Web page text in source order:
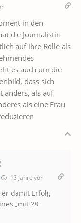
in den
die Journalistin
auf ihre Rolle als
es auch um die
dass sich
anders, als auf
als eine Frau
13 Jahre vor
damit Erfolg
„mit 28-